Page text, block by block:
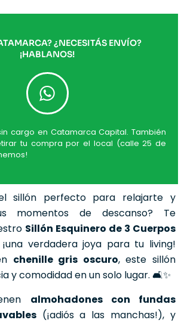
¿NECESITÁS ENVÍO?
¡HABLANOS!
cargo en Catamarca Capital. También
tu compra por el local (calle 25 de
el sillón perfecto para relajarte y
momentos de descanso? Te
Sillón Esquinero de 3 Cuerpos
verdadera joya para tu living!
chenille gris oscuro, este sillón
y comodidad en un solo lugar. 🛋️✨
almohadones con fundas
(¡adiós a las manchas!), y